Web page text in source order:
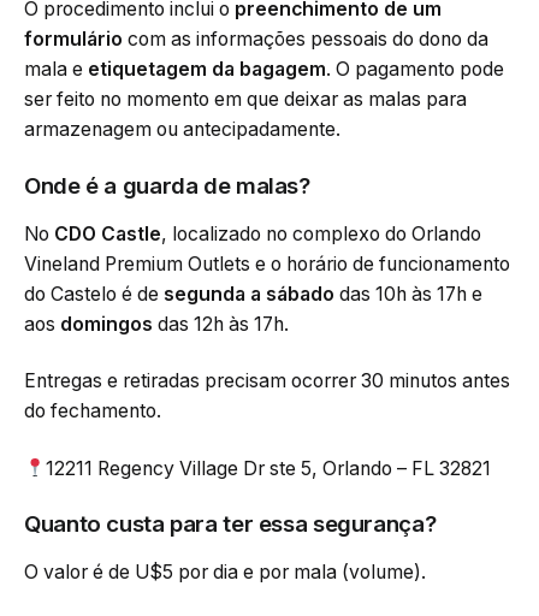
O procedimento inclui o preenchimento de um
formulário com as informações pessoais do dono da
mala e etiquetagem da bagagem. O pagamento pode
ser feito no momento em que deixar as malas para
armazenagem ou antecipadamente.
Onde é a guarda de malas?
No CDO Castle, localizado no complexo do Orlando
Vineland Premium Outlets e o horário de funcionamento
do Castelo é de segunda a sábado das 10h às 17h e
aos domingos das 12h às 17h.
Entregas e retiradas precisam ocorrer 30 minutos antes
do fechamento.
12211 Regency Village Dr ste 5, Orlando – FL 32821
Quanto custa para ter essa segurança?
O valor é de U$5 por dia e por mala (volume).